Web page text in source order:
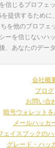
信じるプロフェ
提供するため
を他のプロフェ
ーを信じないハ
、あなたのデー
会社概
ブログ
お問い合
暗号ウォレット
メールハッカ
ェイスブックの
グレード・ハッ